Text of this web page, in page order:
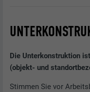
Die Unterkonstruktion
(objekt- und
Stimmen Sie vor